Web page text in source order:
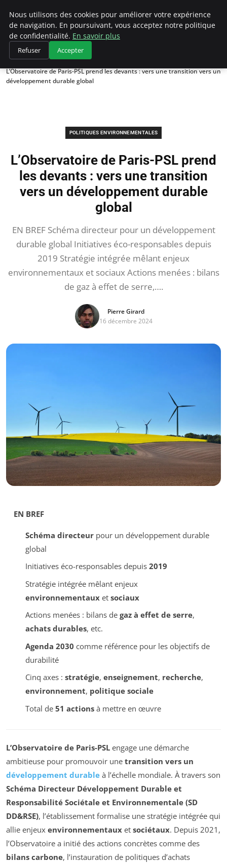
Climategatecountryclub.com
Accueil
Politiques environnementales
L’Observatoire de Paris-PSL prend les devants : vers une transition vers un
développement durable global
POLITIQUES ENVIRONNEMENTALES
L’Observatoire de Paris-PSL prend
les devants : vers une transition
vers un développement durable
global
EN BREF Schéma directeur pour un développement
durable global Initiatives éco-responsables depuis
2019 Stratégie intégrée mêlant enjeux
environnementaux et sociaux Actions menées : bilans
de gaz à effet de serre,….
Pierre Girard
16 décembre 2024
EN BREF
Schéma directeurpour un développement durable
global
Initiatives éco-responsables depuis 2019
Stratégie intégrée mêlant enjeux
environnementauxet sociaux
Actions menées : bilans de gaz à effet de serre,
achats durables, etc.
Agenda 2030 comme référence pour les objectifs de
durabilité
Cinq axes : stratégie, enseignement, recherche,
environnement, politique sociale
Total de 51 actionsà mettre en œuvre
L’Observatoire de Paris-PSL engage une démarche
ambitieuse pour promouvoir une transition vers un
développement durable à l’échelle mondiale. À travers son
Schéma Directeur Développement Durable et
Responsabilité Sociétale et Environnementale (SD
DD&RSE), l’établissement formalise une stratégie intégrée qui
allie enjeux environnementaux et sociétaux. Depuis 2021,
l’Observatoire a initié des actions concrètes comme des
bilans carbone, l’instauration de politiques d’achats
Nous utilisons des cookies pour améliorer votre expérience
de navigation. En poursuivant, vous acceptez notre politique
de confidentialité. En savoir plus
Refuser Accepter